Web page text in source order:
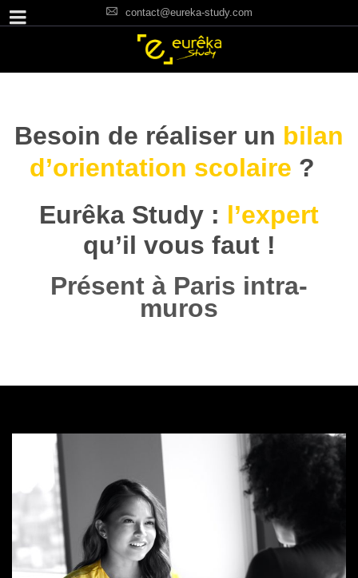
contact@eureka-study.com
Besoin de réaliser un bilan
d’orientation scolaire ?
Eurêka Study : l’expert
qu’il vous faut !
Présent à Paris intra-
muros